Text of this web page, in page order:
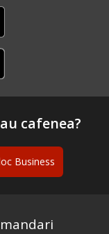
cafenea?
Business